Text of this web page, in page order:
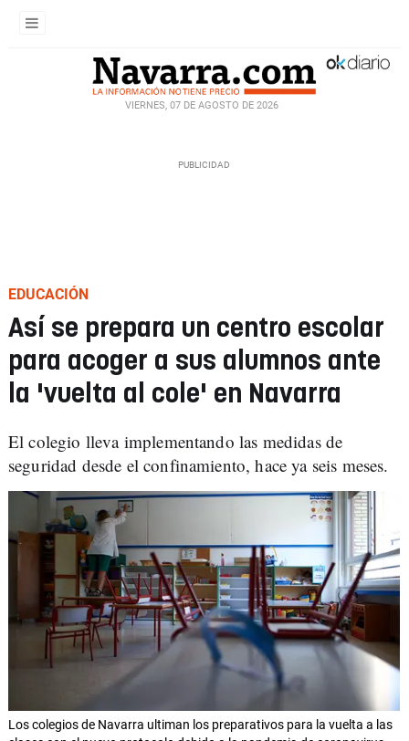
VIERNES, 07 DE AGOSTO DE 2026
EDUCACIÓN
Así se prepara un centro escolar
para acoger a sus alumnos ante
la 'vuelta al cole' en Navarra
El colegio lleva implementando las medidas de
seguridad desde el confinamiento, hace ya seis meses.
Los colegios de Navarra ultiman los preparativos para la vuelta a las